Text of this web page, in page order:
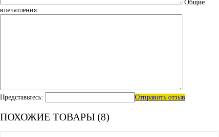
Общие
впечатления:
Представьтесь: Отправить отзыв
ПОХОЖИЕ ТОВАРЫ (8)